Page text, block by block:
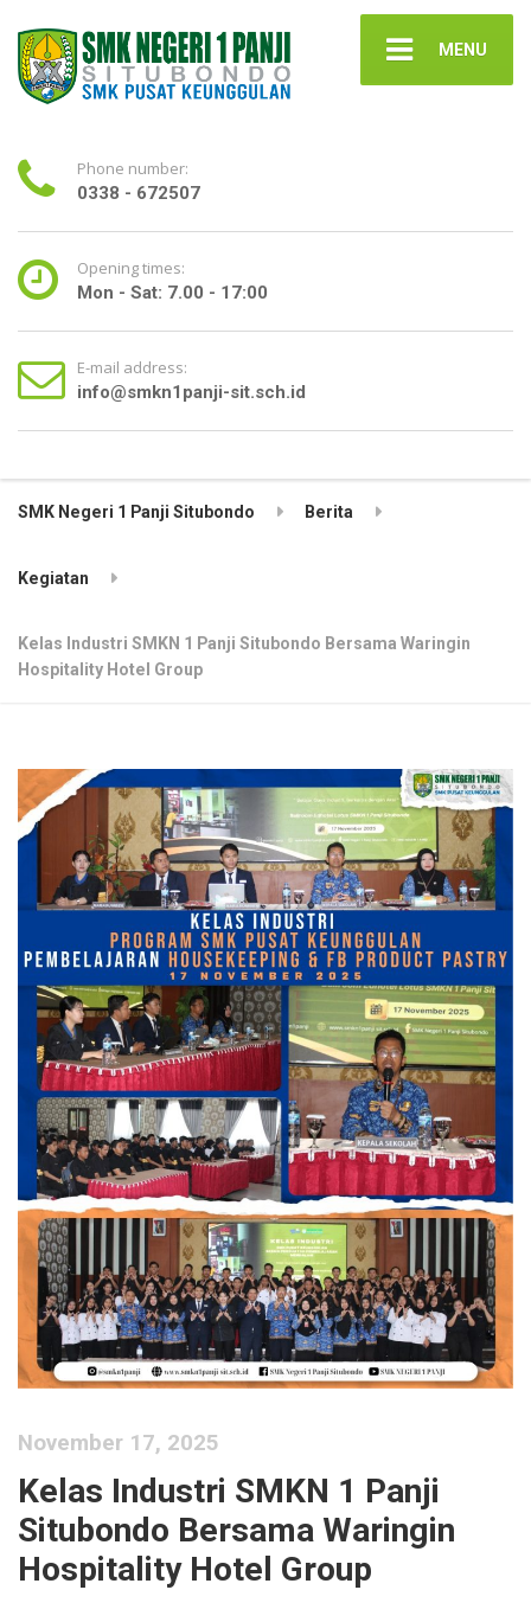
MENU
Phone number:
0338 - 672507
Opening times:
Mon - Sat: 7.00 - 17:00
E-mail address:
info@smkn1panji-sit.sch.id
SMK Negeri 1 Panji Situbondo Berita
Kegiatan
Kelas Industri SMKN 1 Panji Situbondo Bersama Waringin
Hospitality Hotel Group
November 17, 2025
Kelas Industri SMKN 1 Panji
Situbondo Bersama Waringin
Hospitality Hotel Group